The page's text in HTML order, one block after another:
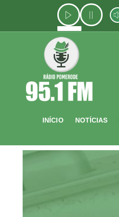
o
INÍCIO NOTÍCIAS